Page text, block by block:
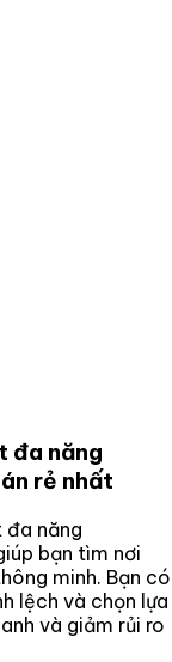
đa năng
rẻ nhất
đa năng
bạn tìm nơi
minh. Bạn có
lệch và chọn lựa
và giảm rủi ro